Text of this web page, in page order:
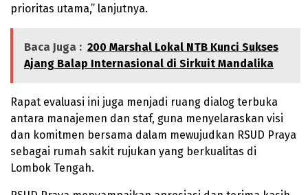
prioritas utama,” lanjutnya.
Baca Juga : 200 Marshal Lokal NTB Kunci Sukses
Ajang Balap Internasional di Sirkuit Mandalika
Rapat evaluasi ini juga menjadi ruang dialog terbuka
antara manajemen dan staf, guna menyelaraskan visi
dan komitmen bersama dalam mewujudkan RSUD Praya
sebagai rumah sakit rujukan yang berkualitas di
Lombok Tengah.